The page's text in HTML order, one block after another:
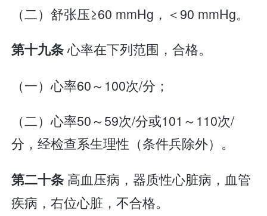
（二）舒张压≥60 mmHg，＜90 mmHg。
第十九条心率在下列范围，合格。
（一）心率60～100次/分；
（二）心率50～59次/分或101～110次/
分，经检查系生理性（条件兵除外）。
第二十条 高血压病，器质性心脏病，血管
疾病，右位心脏，不合格。